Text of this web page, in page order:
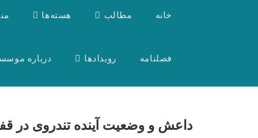
خانه مطالب هسته‌ها
فصلنامه رویدادها درباره
داعش و وضعیت آینده تندروی در